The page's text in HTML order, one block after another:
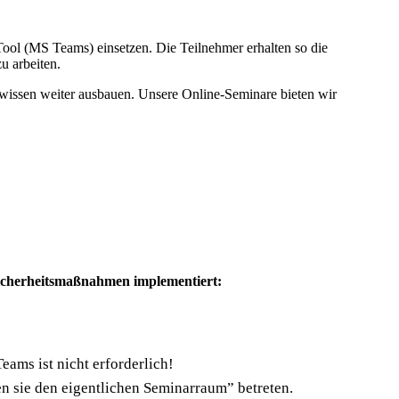
(MS Teams) einsetzen. Die Teilnehmer erhalten so die
arbeiten.
weiter ausbauen. Unsere Online-Seminare bieten wir
implementiert:
ist nicht erforderlich!
sie den eigentlichen Seminarraum” betreten.